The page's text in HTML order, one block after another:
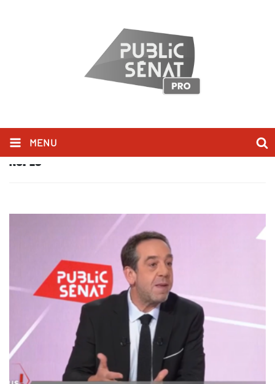
MENU
NUPES